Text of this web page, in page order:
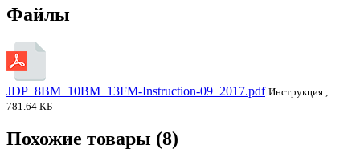
Файлы
JDP_8BM_10BM_13FM-Instruction-09_2017.pdf Инструкция ,
781.64 КБ
Похожие товары (8)